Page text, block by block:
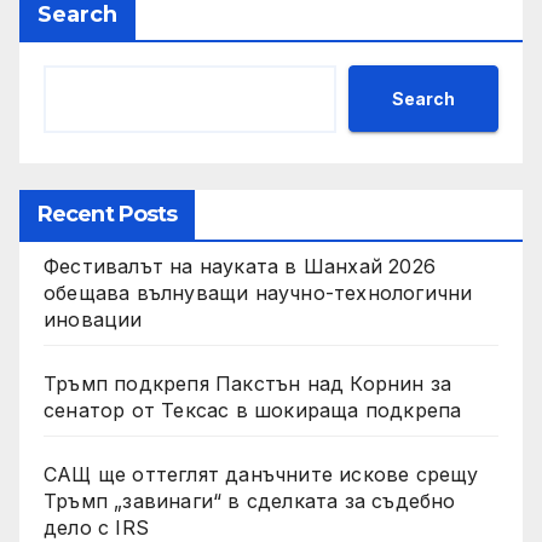
Search
Search
Recent Posts
Фестивалът на науката в Шанхай 2026
обещава вълнуващи научно-технологични
иновации
Тръмп подкрепя Пакстън над Корнин за
сенатор от Тексас в шокираща подкрепа
САЩ ще оттеглят данъчните искове срещу
Тръмп „завинаги“ в сделката за съдебно
дело с IRS